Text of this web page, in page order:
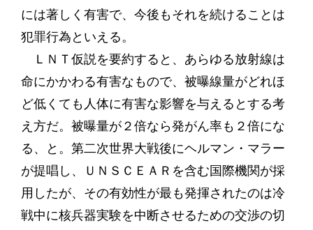
には著しく有害で、今後もそれを続けることは
犯罪行為といえる。
ＬＮＴ仮説を要約すると、あらゆる放射線は
命にかかわる有害なもので、被曝線量がどれほ
ど低くても人体に有害な影響を与えるとする考
え方だ。被曝量が２倍なら発がん率も２倍にな
る、と。第二次世界大戦後にヘルマン・マラー
が提唱し、ＵＮＳＣＥＡＲを含む国際機関が採
用したが、その有効性が最も発揮されたのは冷
戦中に核兵器実験を中断させるための交渉の切